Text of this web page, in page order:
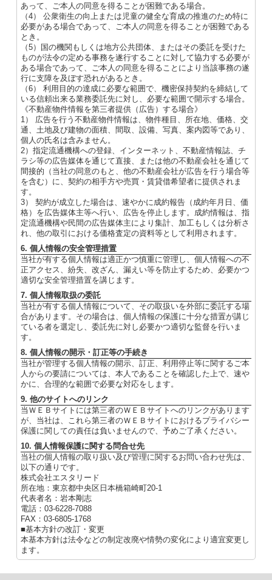
あって、ご本人の同意を得ることが困難である場合。
（4） 公衆衛生の向上または児童の健全な育成の推進のため特に
必要がある場合であって、ご本人の同意を得ることが困難である
とき。
（5）国の機関もしくは地方公共団体、またはその委託を受けた
ものが法令の定める事務を遂行することに対して協力する必要が
ある場合であって、ご本人の同意を得ることにより当該事務の遂
行に支障を及ぼす恐れがあるとき。
（6） 利用目的の達成に必要な範囲で、機密保持契約を締結して
いる信頼出来る業務委託先に対し、必要な範囲で開示する場合。
《不動産物件情報を第三者提供（広告）する場合》
1） 広告を行う不動産物件情報は、物件種目、所在地、価格、交
通、土地及び建物の面積、間取、設備、写真、案内図等であり、
個人の氏名は含みません。
2）指定流通機構への登録、インターネット、不動産情報誌、チ
ラシ等の広告媒体を通じて直接、または他の不動産会社を通じて
間接的（当社の同意のもと、他の不動産会社が広告を行う場合等
を含む）に、契約の相手方や売買・賃貸借希望者に提供されま
す。
3） 契約が成立した場合は、速やかに成約報告（成約年月日、価
格）を広告媒体主等へ行い、広告を停止します。成約情報は、指
定流通機構や民間の広告媒体主により集計、加工もしくは分析さ
れ、他の取引における価格査定の資料等として利用されます。
6. 個人情報の安全管理措置
当社が有する個人情報は適正かつ慎重に管理し、個人情報への不
正アクセス、紛失、改ざん、漏えい等を防止するため、必要かつ
適切な安全管理措置を講じます。
7. 個人情報取扱の委託
当社が有する個人情報について、その取扱いを外部に委託する場
合があります。その場合は、個人情報の保護に十分な措置が講じ
ている者を選定し、委託先に対し必要かつ適切な監督を行いま
す。
8. 個人情報の開示・訂正等の手続き
当社が管理する個人情報の開示、訂正、利用停止等に関するご本
人からの要請については、本人であることを確認した上で、速や
かに、合理的な範囲で必要な対応をします。
9. 他のサイトへのリンク
当ＷＥＢサイトには第三者のＷＥＢサイトへのリンクがあります
が、当社は、これら第三者のＷＥＢサイトにおけるプライバシー
保護に関しての責任は負いませんので、予めご了承ください。
10. 個人情報保護に関する問合せ先
当社の個人情報の取り扱い及び管理に関するお問い合わせ先は、
以下の通りです。
株式会社エスタリード
所在地：東京都中央区日本橋箱崎町20-1
代表者名：岩本剛志
電話：03-6228-7088
FAX：03-6805-1768
■基本方針の改訂・変更
本基本方針は法令などの制定改廃や情勢の変化により適宜変更し
ます。